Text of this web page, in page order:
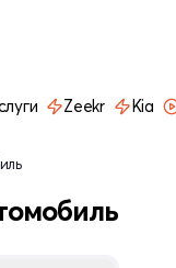
Zeekr Kia